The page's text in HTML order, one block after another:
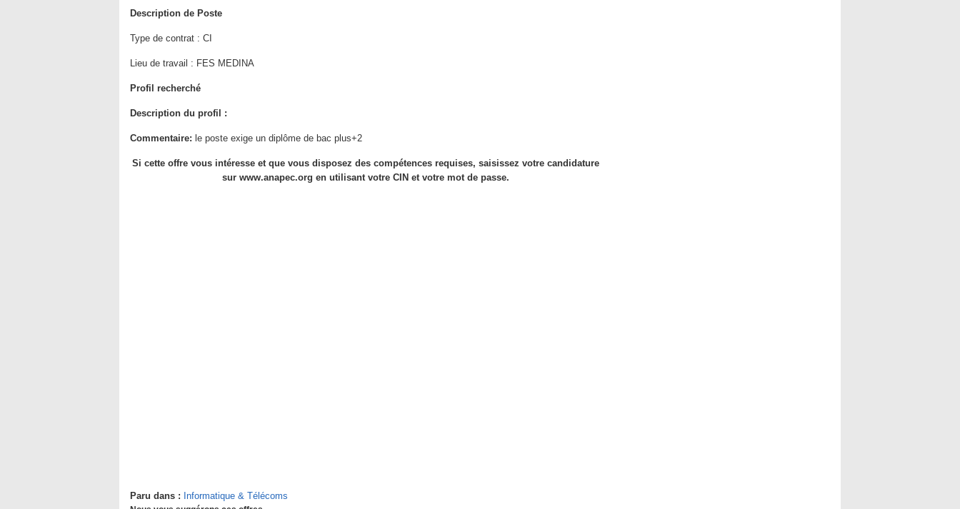
Description de Poste
Type de contrat : CI
Lieu de travail : FES MEDINA
Profil recherché
Description du profil :
Commentaire: le poste exige un diplôme de bac plus+2
Si cette offre vous intéresse et que vous disposez des compétences requises, saisissez votre candidature
sur www.anapec.org en utilisant votre CIN et votre mot de passe.
Paru dans : Informatique & Télécoms